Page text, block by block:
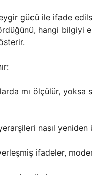
gücü ile ifade
hangi bilgiyi
mı ölçülür,
nasıl yeniden
ifadeler,